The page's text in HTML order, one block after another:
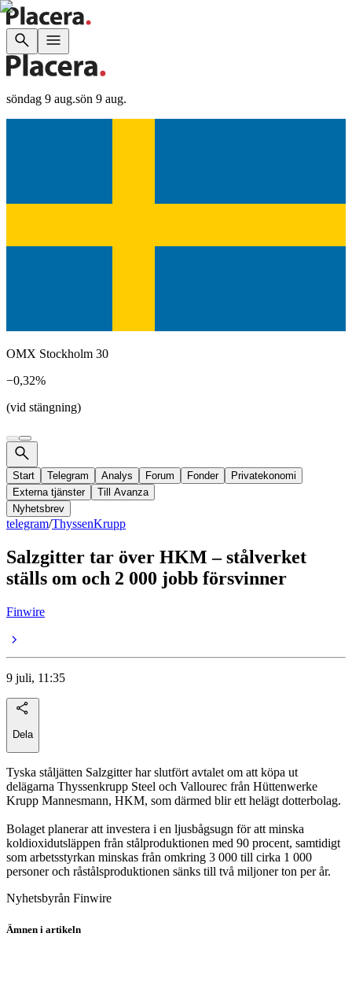
söndag 9 aug.sön 9 aug.
OMX Stockholm 30
−0,32%
(vid stängning)
Start Telegram Analys Forum Fonder
Privatekonomi
Externa tjänster
Till Avanza
Nyhetsbrev
telegram/ThyssenKrupp
Salzgitter tar över HKM – stålverket
ställs om och 2 000 jobb försvinner
Finwire
9 juli, 11:35
Dela
Tyska ståljätten Salzgitter har slutfört avtalet om att köpa ut
delägarna Thyssenkrupp Steel och Vallourec från Hüttenwerke
Krupp Mannesmann, HKM, som därmed blir ett helägt dotterbolag.
Bolaget planerar att investera i en ljusbågsugn för att minska
koldioxidutsläppen från stålproduktionen med 90 procent, samtidigt
som arbetsstyrkan minskas från omkring 3 000 till cirka 1 000
personer och råstålsproduktionen sänks till två miljoner ton per år.
Nyhetsbyrån Finwire
Ämnen i artikeln